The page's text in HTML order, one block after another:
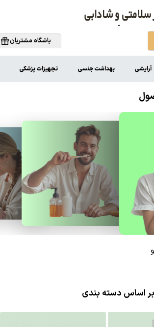
باشگاه مشتریان
آرایشی بهداشت جنسی تجهیزات پزشکی
بر اساس دسته بندی